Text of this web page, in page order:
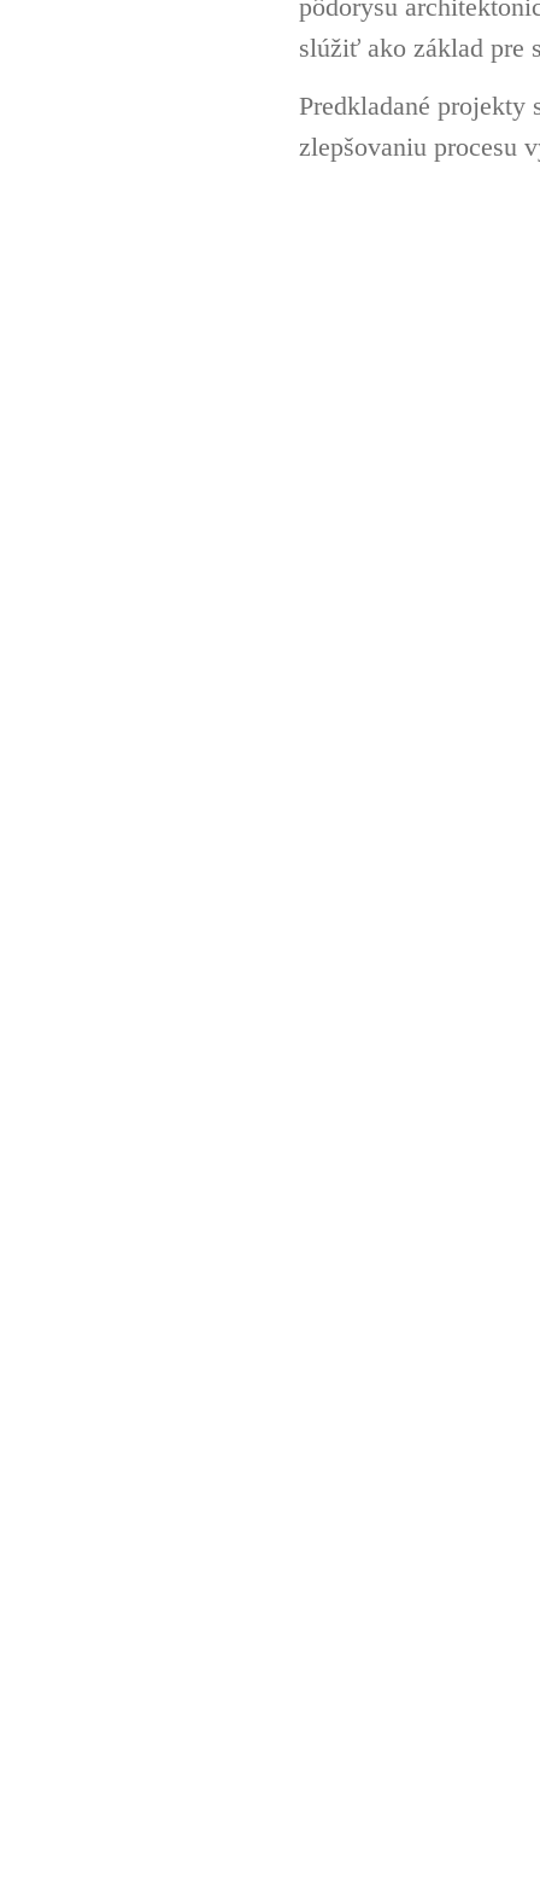
pôdorysu
slúžiť ako základ pre
Predkladané
zlepšovaniu procesu